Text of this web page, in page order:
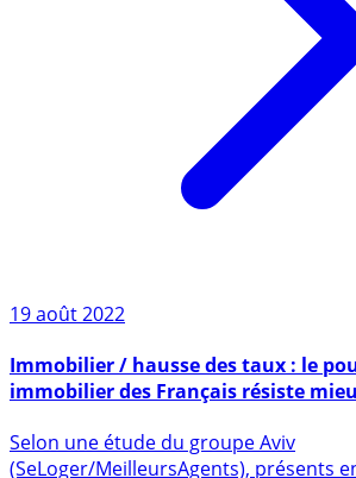
19 août 2022
immobilier des Français résiste
Belges et des Allemands